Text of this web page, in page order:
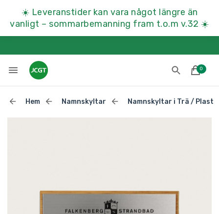
☀️ Leveranstider kan vara något längre än
vanligt – sommarbemanning fram t.o.m v.32 ☀️
0
Till kassan
Hem Namnskyltar Namnskyltar i Trä / Plast